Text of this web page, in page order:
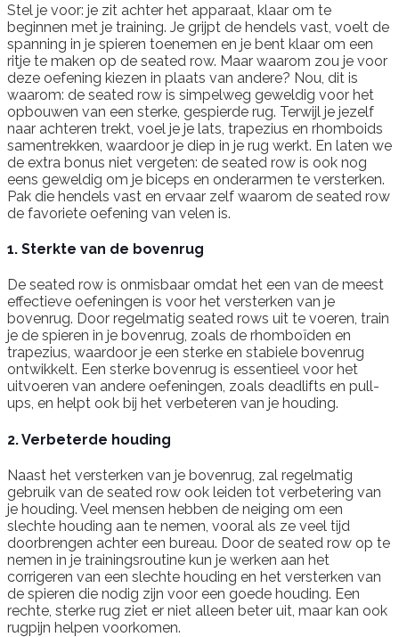
Stel je voor: je zit achter het apparaat, klaar om te
beginnen met je training. Je grijpt de hendels vast, voelt de
spanning in je spieren toenemen en je bent klaar om een
ritje te maken op de seated row. Maar waarom zou je voor
deze oefening kiezen in plaats van andere? Nou, dit is
waarom: de seated row is simpelweg geweldig voor het
opbouwen van een sterke, gespierde rug. Terwijl je jezelf
naar achteren trekt, voel je je lats, trapezius en rhomboids
samentrekken, waardoor je diep in je rug werkt. En laten we
de extra bonus niet vergeten: de seated row is ook nog
eens geweldig om je biceps en onderarmen te versterken.
Pak die hendels vast en ervaar zelf waarom de seated row
de favoriete oefening van velen is.
1. Sterkte van de bovenrug
De seated row is onmisbaar omdat het een van de meest
effectieve oefeningen is voor het versterken van je
bovenrug. Door regelmatig seated rows uit te voeren, train
je de spieren in je bovenrug, zoals de rhomboïden en
trapezius, waardoor je een sterke en stabiele bovenrug
ontwikkelt. Een sterke bovenrug is essentieel voor het
uitvoeren van andere oefeningen, zoals deadlifts en pull-
ups, en helpt ook bij het verbeteren van je houding.
2. Verbeterde houding
Naast het versterken van je bovenrug, zal regelmatig
gebruik van de seated row ook leiden tot verbetering van
je houding. Veel mensen hebben de neiging om een
slechte houding aan te nemen, vooral als ze veel tijd
doorbrengen achter een bureau. Door de seated row op te
nemen in je trainingsroutine kun je werken aan het
corrigeren van een slechte houding en het versterken van
de spieren die nodig zijn voor een goede houding. Een
rechte, sterke rug ziet er niet alleen beter uit, maar kan ook
rugpijn helpen voorkomen.